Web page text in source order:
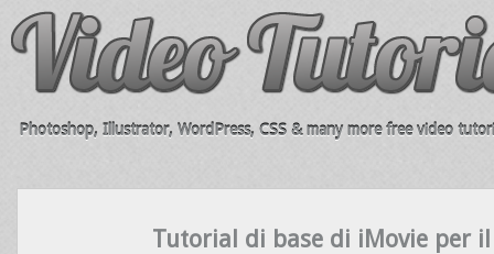
Photoshop, Illustrator, WordPress, CSS & many more free video
Tutorial di base di iMovie per